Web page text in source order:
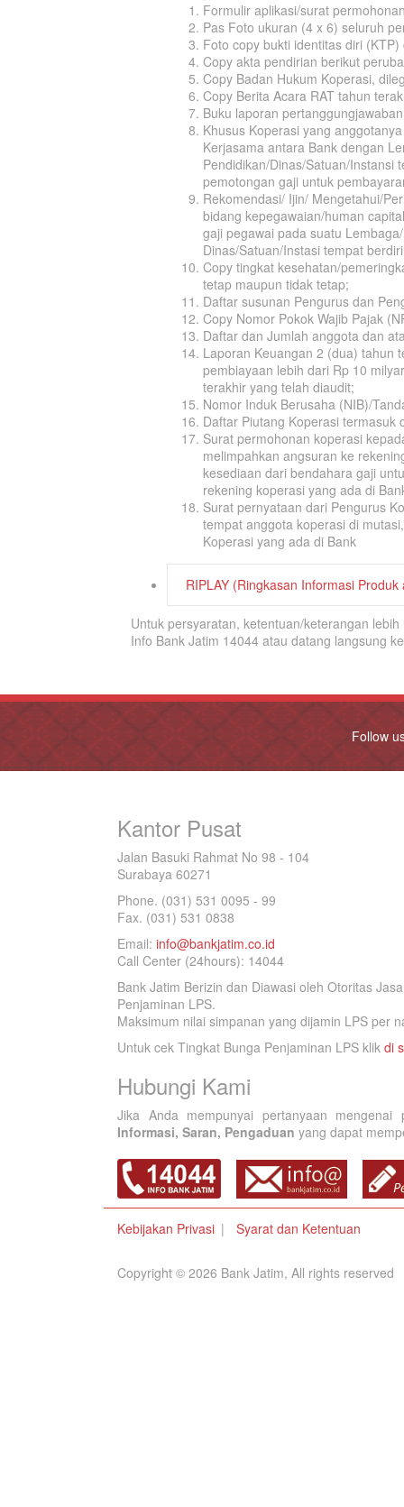
Formulir aplikasi/surat
Pas Foto ukuran (4 x 6) seluruh
Foto copy bukti identitas diri
Copy akta pendirian berikut
Copy Badan Hukum Koperasi,
Copy Berita Acara RAT tahun
Buku laporan
Khusus Koperasi yang
Kerjasama antara Bank dengan
Pendidikan/Dinas/Satuan/Instansi
pemotongan gaji untuk
Rekomendasi/ Ijin/ Mengetahui/
bidang kepegawaian/human
gaji pegawai pada suatu
Dinas/Satuan/Instasi tempat
Copy tingkat kesehatan/
tetap maupun tidak tetap;
Daftar susunan Pengurus dan
Copy Nomor Pokok Wajib Pajak
Daftar dan Jumlah anggota dan
Laporan Keuangan 2 (dua) tahun
pembiayaan lebih dari Rp 10
terakhir yang telah diaudit;
Nomor Induk Berusaha (NIB)/
Daftar Piutang Koperasi
Surat permohonan koperasi
melimpahkan angsuran ke
kesediaan dari bendahara gaji
rekening koperasi yang ada di
Surat pernyataan dari Pengurus
tempat anggota koperasi di
Koperasi yang ada di Bank
RIPLAY (Ringkasan Informasi
Untuk persyaratan, ketentuan/keterangan
Info Bank Jatim 14044 atau datang langsung
Follow
Kantor Pusat
Jalan Basuki Rahmat No 98 - 104
Surabaya 60271
Phone. (031) 531 0095 - 99
Fax. (031) 531 0838
Email: info@bankjatim.co.id
Call Center (24hours): 14044
Bank Jatim Berizin dan Diawasi oleh Otoritas
Penjaminan LPS.
Maksimum nilai simpanan yang dijamin LPS per
Untuk cek Tingkat Bunga Penjaminan LPS klik di
Hubungi Kami
Jika Anda mempunyai pertanyaan
Informasi, Saran, Pengaduan yang dapat
Kebijakan Privasi Syarat dan Ketentuan
Copyright © 2026 Bank Jatim, All rights reserved